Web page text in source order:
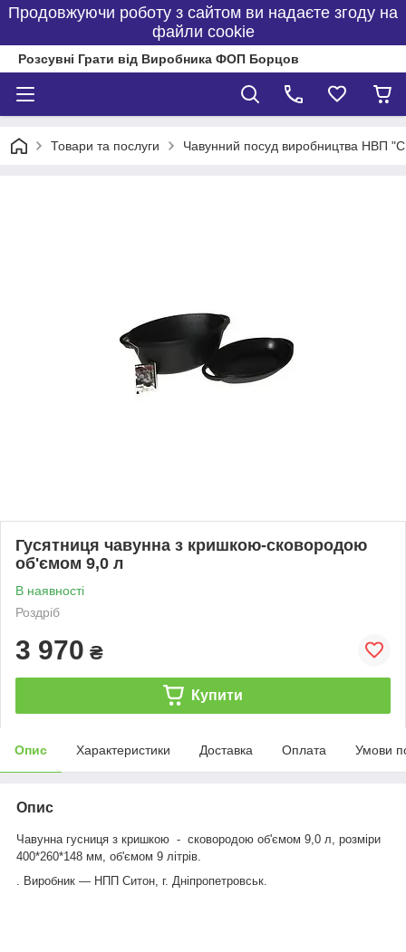
Продовжуючи роботу з сайтом ви надаєте згоду на
файли cookie
Розсувні Грати від Виробника ФОП Борцов
Товари та послуги Чавунний посуд виробництва НВП
Гусятниця чавунна з кришкою-сковородою
об'ємом 9,0 л
В наявності
Роздріб
3 970 ₴
Купити
Опис Характеристики Доставка Оплата Умови
Опис
Чавунна гусниця з кришкою - сковородою об'ємом 9,0 л, розміри
400*260*148 мм, об'ємом 9 літрів.
. Виробник — НПП Ситон, г. Дніпропетровськ.